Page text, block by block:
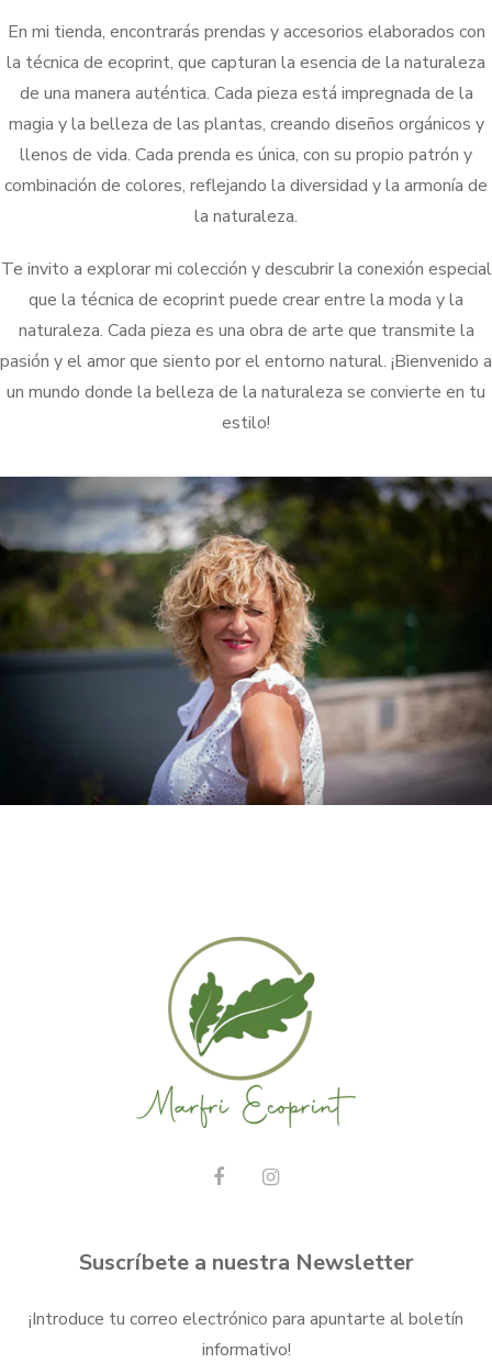
En mi tienda, encontrarás prendas y accesorios elaborados con
la técnica de ecoprint, que capturan la esencia de la naturaleza
de una manera auténtica. Cada pieza está impregnada de la
magia y la belleza de las plantas, creando diseños orgánicos y
llenos de vida. Cada prenda es única, con su propio patrón y
combinación de colores, reflejando la diversidad y la armonía de
la naturaleza.
Te invito a explorar mi colección y descubrir la conexión especial
que la técnica de ecoprint puede crear entre la moda y la
naturaleza. Cada pieza es una obra de arte que transmite la
pasión y el amor que siento por el entorno natural. ¡Bienvenido a
un mundo donde la belleza de la naturaleza se convierte en tu
estilo!
Suscríbete a nuestra Newsletter
¡Introduce tu correo electrónico para apuntarte al boletín
informativo!